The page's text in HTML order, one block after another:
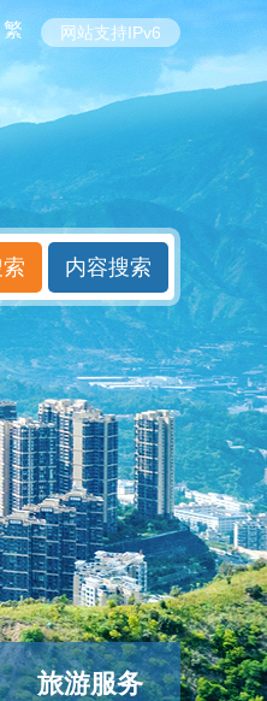
繁 网站支持IPv6
旅游服务